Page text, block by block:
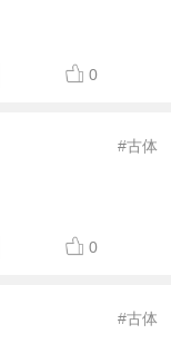
0
#古体
0
#古体